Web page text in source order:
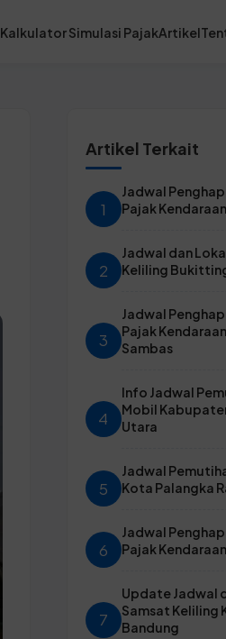
Kalkulator Simulasi PajakArtikel
Artikel Terkait
1
Jadwal
Pajak
2
Jadwal dan
Keliling
3
Jadwal
Pajak
Sambas
4
Info Jadwal
Mobil
Utara
5
Jadwal
Kota Palangka
6
Jadwal
Pajak
7
Update Jadwal
Samsat Keliling
Bandung